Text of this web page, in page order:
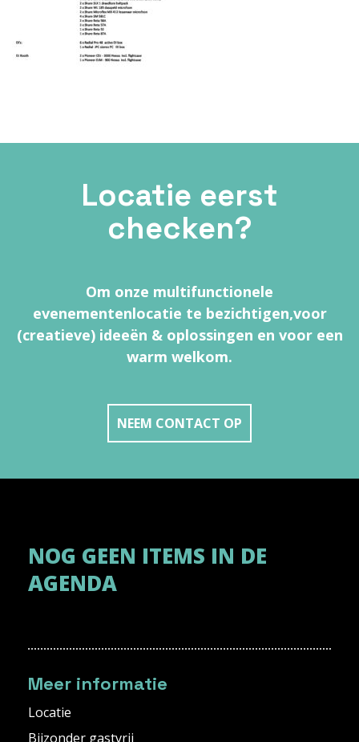
Locatie eerst
checken?
Om onze multifunctionele
evenementenlocatie te bezichtigen,voor
(creatieve) ideeën & oplossingen en voor een
warm welkom.
NEEM CONTACT OP
NOG GEEN ITEMS IN DE
AGENDA
Meer informatie
Locatie
Bijzonder gastvrij